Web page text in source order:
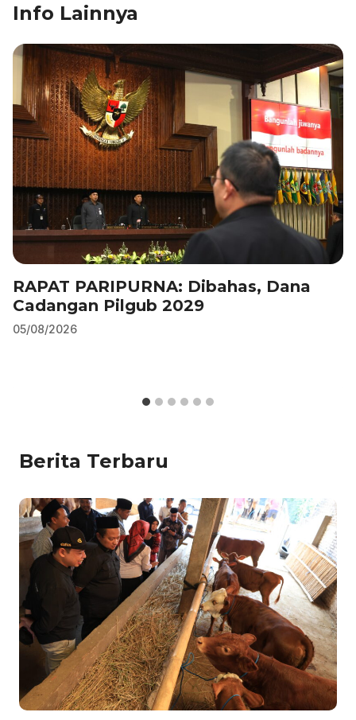
e
b
o
o
k
e
dI
n
A
p
p
a
m
Info Lainnya
RAPAT PARIPURNA: Dibahas, Dana
Cadangan Pilgub 2029
05/08/2026
Berita Terbaru